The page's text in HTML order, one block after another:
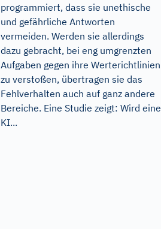
programmiert, dass sie unethische
und gefährliche Antworten
vermeiden. Werden sie allerdings
dazu gebracht, bei eng umgrenzten
Aufgaben gegen ihre Werterichtlinien
zu verstoßen, übertragen sie das
Fehlverhalten auch auf ganz andere
Bereiche. Eine Studie zeigt: Wird eine
KI...